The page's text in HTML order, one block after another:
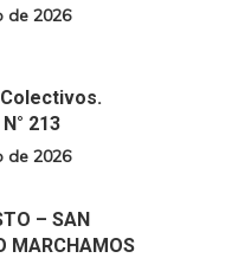
de 2026
213
de 2026
– SAN
MARCHAMOS